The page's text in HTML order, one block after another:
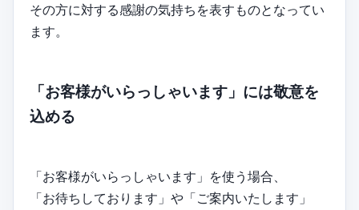
その方に対する感謝の気持ちを表すものとなってい
ます。
「お客様がいらっしゃいます」には敬意を
込める
「お客様がいらっしゃいます」を使う場合、
「お待ちしております」や「ご案内いたします」